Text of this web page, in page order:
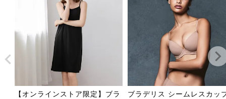
【オンラインストア限定】ブラ
ブラデリス シームレスカッ